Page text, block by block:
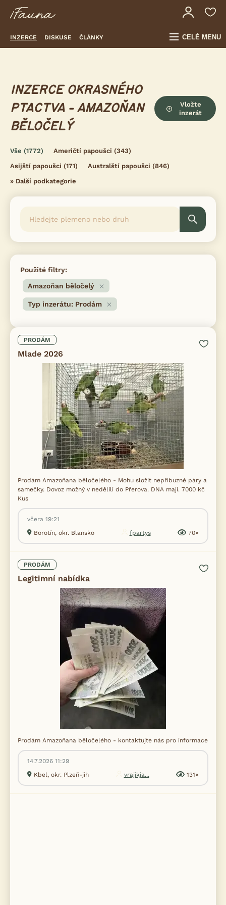
INZERCE DISKUSE ČLÁNKY CELÉ MENU
INZERCE OKRASNÉHO
PTACTVA - AMAZOŇAN
BĚLOČELÝ
Vložte
inzerát
Vše (1772) Američtí papoušci (343)
Asijští papoušci (171) Australští papoušci (846)
» Další podkategorie
Použité filtry:
Amazoňan běločelý
Typ inzerátu: Prodám
PRODÁM
Mlade 2026
Prodám Amazoňana běločelého - Mohu složit nepříbuzné páry a
samečky. Dovoz možný v nedělili do Přerova. DNA mají. 7000 kč
Kus
včera 19:21
Borotín, okr. Blansko
fpartys 70×
PRODÁM
Legitimní nabídka
Prodám Amazoňana běločelého - kontaktujte nás pro informace
14.7.2026 11:29
Kbel, okr. Plzeň-jih
vrajikja... 131×